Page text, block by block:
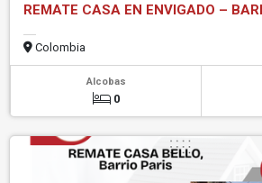
REMATE CASA EN ENVIGADO –
Colombia
Alcobas
0